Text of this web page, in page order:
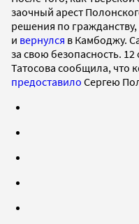
заочный арест
решения по
и вернулся в Камбоджу.
за свою безопасность.
Татосова сообщила, что
предоставило Сергею